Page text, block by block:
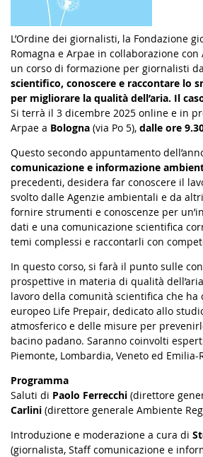
L’Ordine dei giornalisti, la Fondazione
Romagna e Arpae in collaborazione con
un corso di formazione per giornalisti
scientifico, conoscere e raccontare lo
per migliorare la qualità dell’aria. Il
Si terrà il 3 dicembre 2025 online e in
Arpae a Bologna(via Po 5), dalle ore
Questo secondo appuntamento
comunicazione e informazione
precedenti, desidera far conoscere il
svolto dalle Agenzie ambientali e da
fornire strumenti e conoscenze per
dati e una comunicazione scientifica
temi complessi e raccontarli con
In questo corso, si farà il punto sulle
prospettive in materia di qualità
lavoro della comunità scientifica che
europeo Life Prepair, dedicato allo
atmosferico e delle misure per
bacino padano. Saranno coinvolti
Piemonte, Lombardia, Veneto ed Emilia-
Programma
Saluti di Paolo Ferrecchi(direttore
Carlini (direttore generale Ambiente
Introduzione e moderazione a cura di
(giornalista, Staff comunicazione e